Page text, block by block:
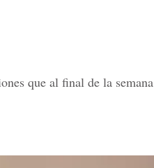
que al final de la semana